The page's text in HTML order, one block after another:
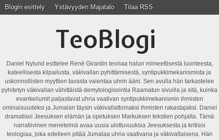
Blogin esittely Ystävyyden Majatalo Tilaa RSS
TeoBlogi
Daniel Nylund esittelee René Girardin teoriaa halun mimeettisestä luonteesta,
kateellisesta kilpailusta, väkivallan pyhittämisestä, syntipukkimekanismista ja
uskonnollisten myyttien tavasta vaientaa uhrin ääni. Sen avulla hän tarkastelee
pyhitetyn väkivallan vähittäistä demytologisointia Raamatun sivuilla ja sitä, kuinka
evankeliumit paljastavat uhria vaativan syntipukkimekanismin ihmisten
ominaisuudeksi ja Jumalan täysin väkivallattomaksi ihmisten rakastajaksi. Daniel
dramatisoi Jeesuksen elämän ja opetuksen Markuksen tekstien pohjalta. Tämä
narratiivinen menetelmä avaa uusia ulottuvuuksia Jeesuksesta ja kritisoi
teologiaa, joka edelleen pitää Jumalaa uhria vaativana ja väkivaltaisena. Hän